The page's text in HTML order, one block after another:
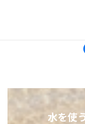
水を使